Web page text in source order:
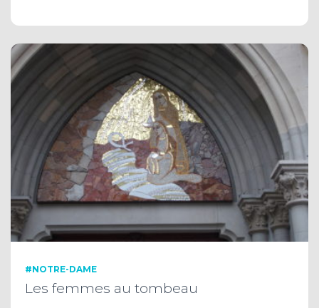
#NOTRE-DAME
Les femmes au tombeau